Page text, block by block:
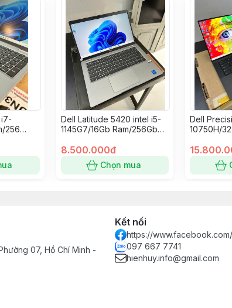
i7-
256
Dell Latitude 5420 intel i5-
1145G7/16Gb Ram/256Gb
8.500.000đ
Chọn mua
Dell
10750H/
FullHD+
07, Hồ Chí Minh -
Kết nối
https://
097 667 7741
hienhuy.info@gmail.com